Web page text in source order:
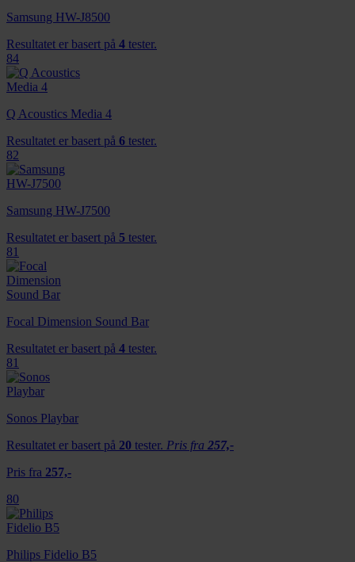
Samsung HW-J8500
Resultatet er basert på 4 tester.
84
Q Acoustics Media 4
Resultatet er basert på 6 tester.
82
Samsung HW-J7500
Resultatet er basert på 5 tester.
81
Focal Dimension Sound Bar
Resultatet er basert på 4 tester.
81
Sonos Playbar
Resultatet er basert på 20 tester. Pris fra 257,-
Pris fra 257,-
80
Philips Fidelio B5